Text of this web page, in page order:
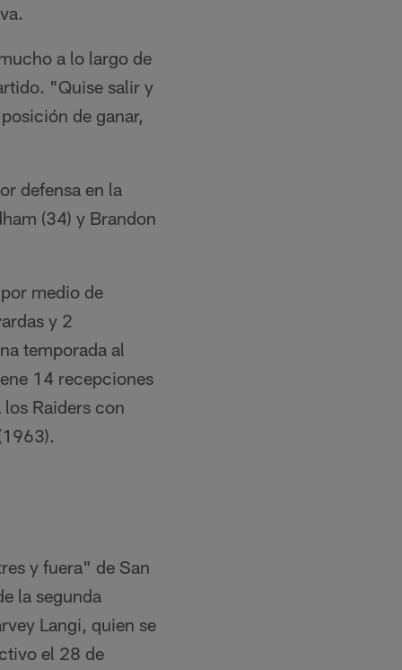
a lo largo de
"Quise salir y
de ganar,
defensa en la
(34) y Brandon
medio de
y 2
temporada al
14 recepciones
Raiders con
y fuera" de San
la segunda
Langi, quien se
el 28 de